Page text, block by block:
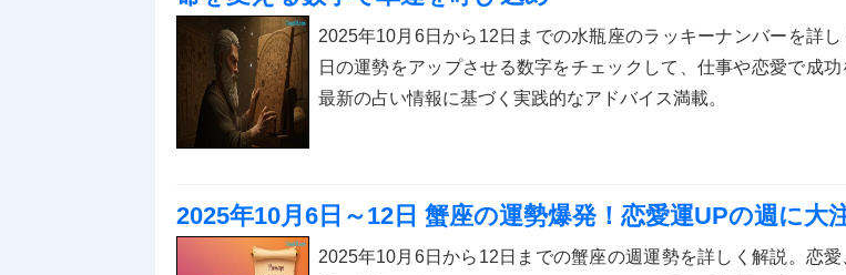
2025年10月6日から12日までの水瓶座のラッキーナンバーを詳
日の運勢をアップさせる数字をチェックして、仕事や恋愛で成功
最新の占い情報に基づく実践的なアドバイス満載。
2025年10月6日～12日 蟹座の運勢爆発！恋愛運UPの週に大
2025年10月6日から12日までの蟹座の週運勢を詳しく解説。恋